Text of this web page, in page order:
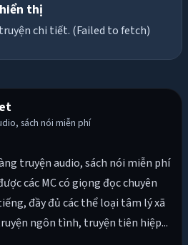
thị
chi tiết. (Failed to fetch)
sách nói miễn phí
truyện audio, sách nói miễn phí
các MC có giọng đọc chuyên
đầy đủ các thể loại tâm lý xã
ngôn tình, truyện tiên hiệp...